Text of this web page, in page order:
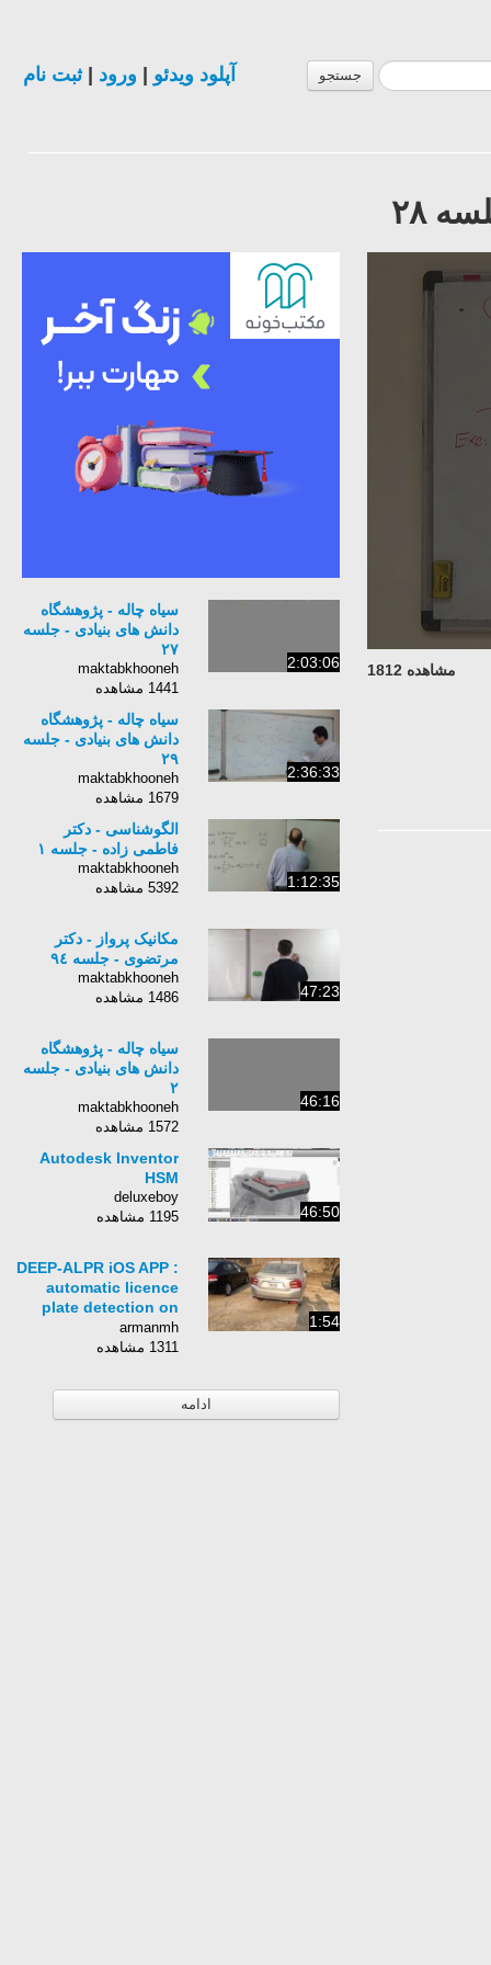
جستجو آپلود ویدئو ورود |ثبت نام
٢٨
مشاهده 1812 2:03:06
سیاه چاله - پژوهشگاه
دانش های بنیادی - جلسه
٢٧
maktabkhooneh
1441 مشاهده
2:36:33
سیاه چاله - پژوهشگاه
دانش های بنیادی - جلسه
٢٩
maktabkhooneh
1679 مشاهده
1:12:35
الگوشناسی - دکتر
فاطمی زاده - جلسه ١
maktabkhooneh
5392 مشاهده
47:23
مکانیک پرواز - دکتر
مرتضوی - جلسه ٩٤
maktabkhooneh
1486 مشاهده
46:16
سیاه چاله - پژوهشگاه
دانش های بنیادی - جلسه
٢
maktabkhooneh
1572 مشاهده
46:50
Autodesk Inventor
HSM
deluxeboy
1195 مشاهده
1:54
DEEP-ALPR iOS APP :
automatic licence
plate detection on
natural images.
armanmh
1311 مشاهده
ادامه